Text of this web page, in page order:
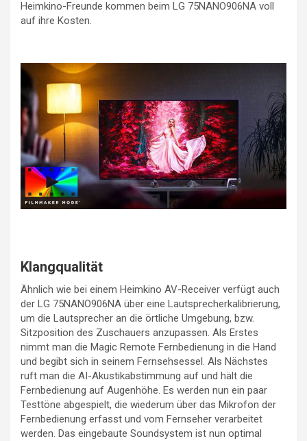
Heimkino-Freunde kommen beim LG 75NANO906NA voll
auf ihre Kosten.
Klangqualität
Ähnlich wie bei einem Heimkino AV-Receiver verfügt auch
der LG 75NANO906NA über eine Lautsprecherkalibrierung,
um die Lautsprecher an die örtliche Umgebung, bzw.
Sitzposition des Zuschauers anzupassen. Als Erstes
nimmt man die Magic Remote Fernbedienung in die Hand
und begibt sich in seinem Fernsehsessel. Als Nächstes
ruft man die AI-Akustikabstimmung auf und hält die
Fernbedienung auf Augenhöhe. Es werden nun ein paar
Testtöne abgespielt, die wiederum über das Mikrofon der
Fernbedienung erfasst und vom Fernseher verarbeitet
werden. Das eingebaute Soundsystem ist nun optimal